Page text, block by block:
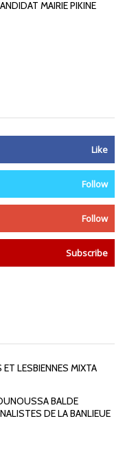
MAIRIE PIKINE
Like
Follow
Follow
Subscribe
LESBIENNES MIXTA
BALDE
DE LA BANLIEUE